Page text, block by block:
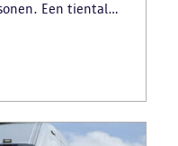
Een tiental
de politie
gevonden.